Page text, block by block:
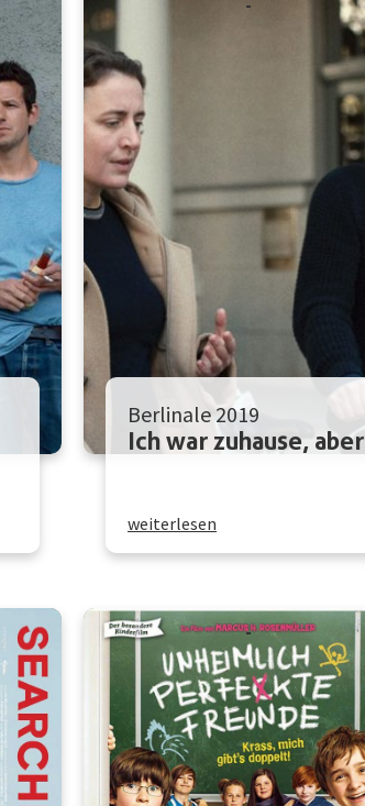
Berlinale 2019
Ich war zuhause, aber
weiterlesen